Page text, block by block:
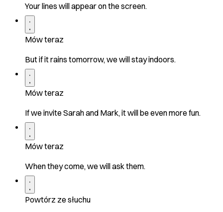
Your lines will appear on the screen.
Mów teraz
But if it rains tomorrow, we will stay indoors.
Mów teraz
If we invite Sarah and Mark, it will be even more fun.
Mów teraz
When they come, we will ask them.
Powtórz ze słuchu